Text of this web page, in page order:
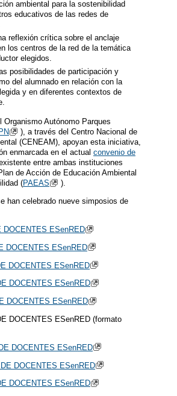
ambiental para la sostenibilidad
educativos de las redes de
reflexión crítica sobre el anclaje
los centros de la red de la temática
elegidos.
posibilidades de participación y
del alumnado en relación con la
y en diferentes contextos de
Organismo Autónomo Parques
), a través del Centro Nacional de
(CENEAM), apoyan esta iniciativa,
enmarcada en el actual convenio de
entre ambas instituciones
de Acción de Educación Ambiental
(PAEAS
).
han celebrado nueve simposios de
DOCENTES ESenRED
DOCENTES ESenRED
DOCENTES ESenRED
DOCENTES ESenRED
DOCENTES ESenRED
DOCENTES ESenRED (formato
DOCENTES ESenRED
DOCENTES ESenRED
DOCENTES ESenRED